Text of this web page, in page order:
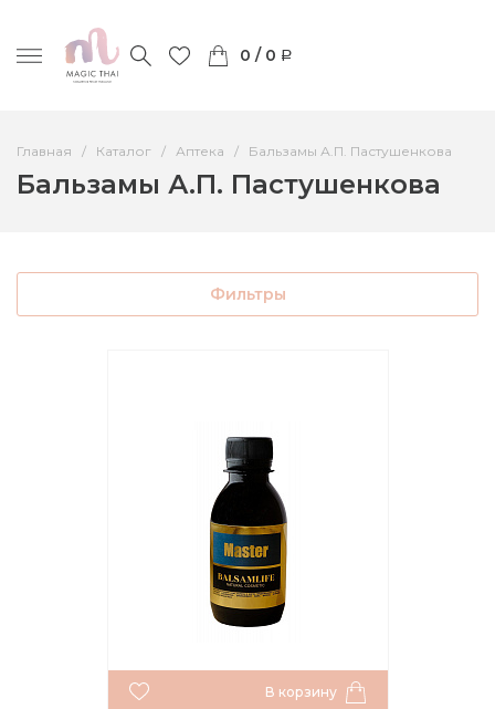
0 / 0
Главная Каталог Аптека Бальзамы А.П. Пастушенкова
Бальзамы А.П. Пастушенкова
Фильтры
В корзину